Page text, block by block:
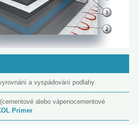
a vyspádování podlahy
alebo vápenocementové
Primer